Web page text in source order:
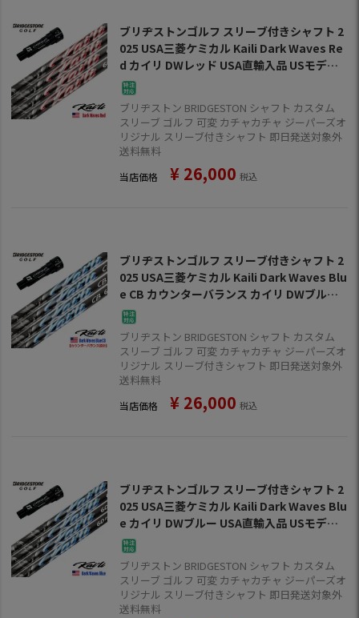
ブリヂストンゴルフ スリーブ付きシャフト 2
025 USA三菱ケミカル Kaili Dark Waves Re
d カイリ DWレッド USA直輸入品 USモデル
ゴルフ シャフト (B1～B4／TOUR B／J815
／J715)
ブリヂストン BRIDGESTON シャフト カスタム
スリーブ ゴルフ 可変 カチャカチャ ジーパーズオ
リジナル スリーブ付きシャフト 即日発送対象外
送料無料
当店価格 ¥ 26,000 税込
ブリヂストンゴルフ スリーブ付きシャフト 2
025 USA三菱ケミカル Kaili Dark Waves Blu
e CB カウンターバランス カイリ DWブルーC
B USA直輸入品 USモデル ゴルフ シャフト (B
1～B4／TOUR B／J815／J715)
ブリヂストン BRIDGESTON シャフト カスタム
スリーブ ゴルフ 可変 カチャカチャ ジーパーズオ
リジナル スリーブ付きシャフト 即日発送対象外
送料無料
当店価格 ¥ 26,000 税込
ブリヂストンゴルフ スリーブ付きシャフト 2
025 USA三菱ケミカル Kaili Dark Waves Blu
e カイリ DWブルー USA直輸入品 USモデル
ゴルフ シャフト (B1～B4／TOUR B／J815
／J715)
ブリヂストン BRIDGESTON シャフト カスタム
スリーブ ゴルフ 可変 カチャカチャ ジーパーズオ
リジナル スリーブ付きシャフト 即日発送対象外
送料無料